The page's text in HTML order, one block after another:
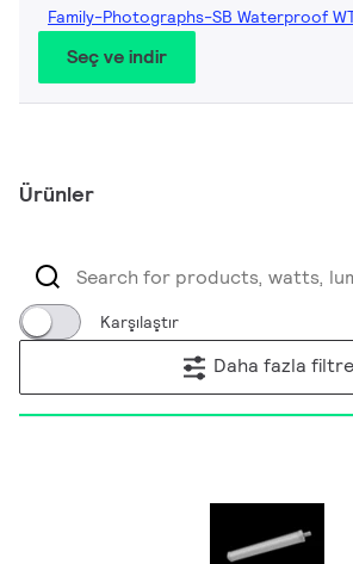
Family-Photographs-SB Waterproof
Seç ve indir
Ürünler
Karşılaştır
Daha fazla filtre